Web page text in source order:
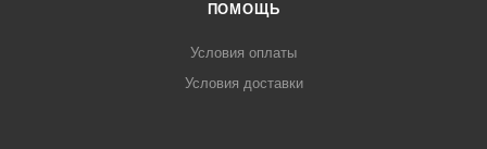
ПОМОЩЬ
Условия оплаты
Условия доставки